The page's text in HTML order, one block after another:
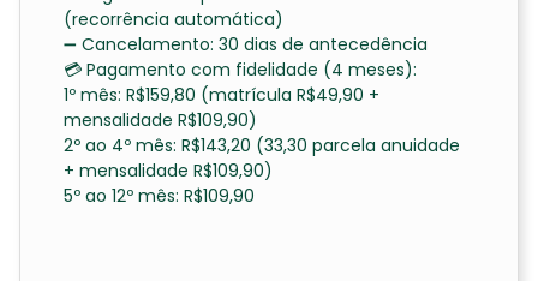
(recorrência automática)
➖ Cancelamento: 30 dias de antecedência
💳 Pagamento com fidelidade (4 meses):
1º mês: R$159,80 (matrícula R$49,90 +
mensalidade R$109,90)
2º ao 4º mês: R$143,20 (33,30 parcela anuidade
+ mensalidade R$109,90)
5º ao 12º mês: R$109,90